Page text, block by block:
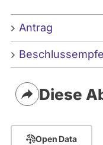
Antrag
Diese
Open Data